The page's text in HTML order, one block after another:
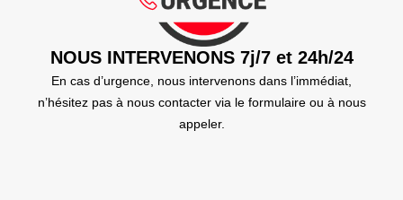
NOUS INTERVENONS 7j/7 et 24h/24
En cas d’urgence, nous intervenons dans l’immédiat,
n’hésitez pas à nous contacter via le formulaire ou à nous
appeler.